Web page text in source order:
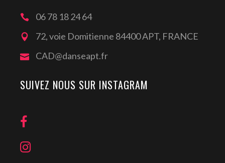
06 78 18 24 64
72, voie Domitienne 84400 APT, FRANCE
CAD@danseapt.fr
SUIVEZ NOUS SUR INSTAGRAM